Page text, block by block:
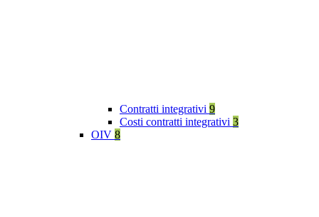
Contratti integrativi 9
Costi contratti integrativi 3
OIV 8